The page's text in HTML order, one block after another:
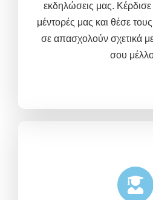
εκδηλώσεις μας.
μέντορές μας και θέσε
σε απασχολούν σχετικά
σου